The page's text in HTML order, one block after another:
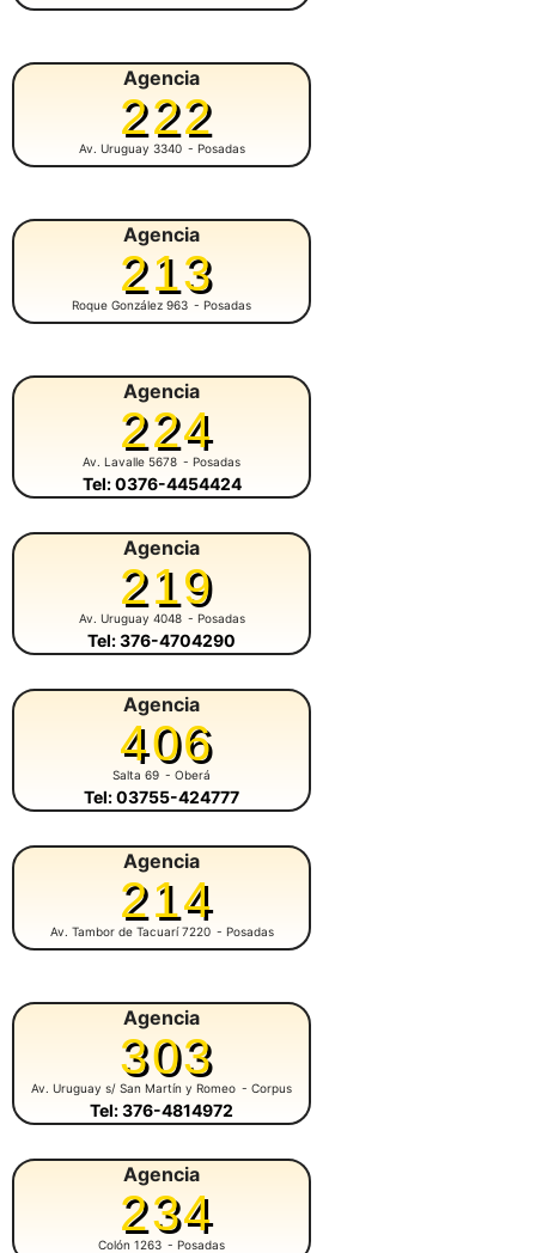
Agencia
222
Av. Uruguay 3340 - Posadas
Agencia
213
Roque González 963 - Posadas
Agencia
224
Av. Lavalle 5678 - Posadas
Tel: 0376-4454424
Agencia
219
Av. Uruguay 4048 - Posadas
Tel: 376-4704290
Agencia
406
Salta 69 - Oberá
Tel: 03755-424777
Agencia
214
Av. Tambor de Tacuarí 7220 - Posadas
Agencia
303
Av. Uruguay s/ San Martín y Romeo - Corpus
Tel: 376-4814972
Agencia
234
Colón 1263 - Posadas